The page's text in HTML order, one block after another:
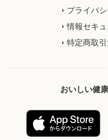
プライバ
情報セキ
特定商取
おいしい健